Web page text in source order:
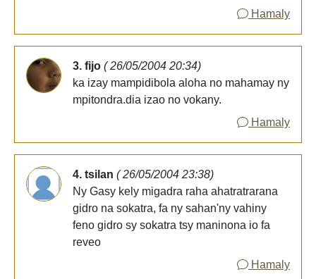
Hamaly
3. fijo ( 26/05/2004 20:34)
ka izay mampidibola aloha no mahamay ny
mpitondra.dia izao no vokany.
Hamaly
4. tsilan ( 26/05/2004 23:38)
Ny Gasy kely migadra raha ahatratrarana
gidro na sokatra, fa ny sahan'ny vahiny
feno gidro sy sokatra tsy maninona io fa
reveo
Hamaly